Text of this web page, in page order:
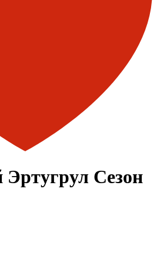
Сезон